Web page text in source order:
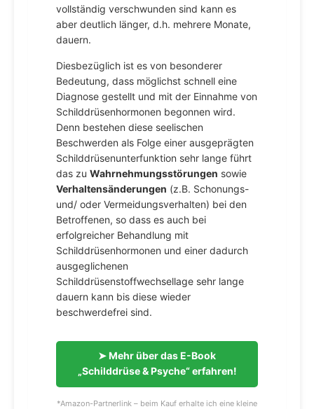
vollständig verschwunden sind kann es
aber deutlich länger, d.h. mehrere Monate,
dauern.
Diesbezüglich ist es von besonderer
Bedeutung, dass möglichst schnell eine
Diagnose gestellt und mit der Einnahme von
Schilddrüsenhormonen begonnen wird.
Denn bestehen diese seelischen
Beschwerden als Folge einer ausgeprägten
Schilddrüsenunterfunktion sehr lange führt
das zu Wahrnehmungsstörungen sowie
Verhaltensänderungen (z.B. Schonungs-
und/ oder Vermeidungsverhalten) bei den
Betroffenen, so dass es auch bei
erfolgreicher Behandlung mit
Schilddrüsenhormonen und einer dadurch
ausgeglichenen
Schilddrüsenstoffwechsellage sehr lange
dauern kann bis diese wieder
beschwerdefrei sind.
➤ Mehr über das E-Book
„Schilddrüse & Psyche“ erfahren!
*Amazon-Partnerlink – beim Kauf erhalte ich eine kleine